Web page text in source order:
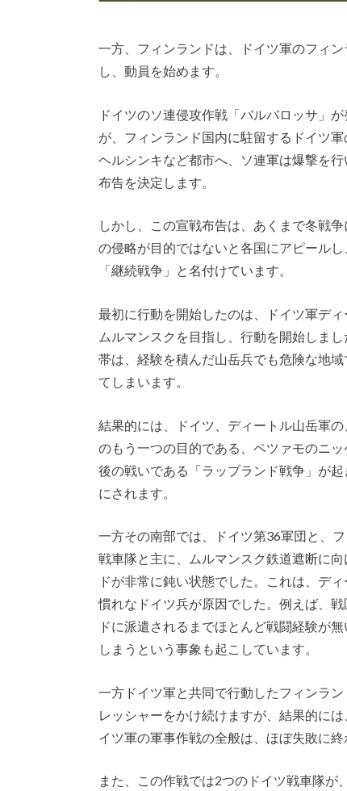
一方、フィンランドは、ドイツ軍のフィ
し、動員を始めます。
ドイツのソ連侵攻作戦「バルバロッサ」
が、フィンランド国内に駐留するドイツ
ヘルシンキなど都市へ、ソ連軍は爆撃を
布告を決定します。
しかし、この宣戦布告は、あくまで冬戦
の侵略が目的ではないと各国にアピール
「継続戦争」と名付けています。
最初に行動を開始したのは、ドイツ軍デ
ムルマンスクを目指し、行動を開始しま
帯は、経験を積んだ山岳兵でも危険な地
てしまいます。
結果的には、ドイツ、ディートル山岳軍
のもう一つの目的である、ペツァモのニ
後の戦いである「ラップランド戦争」が
にされます。
一方その南部では、ドイツ第36軍団と、
戦車隊と主に、ムルマンスク鉄道遮断に
ドが非常に鈍い状態でした。これは、デ
慣れなドイツ兵が原因でした。例えば、
ドに派遣されるまでほとんど戦闘経験が
しまうという事象も起こしています。
一方ドイツ軍と共同で行動したフィンラ
レッシャーをかけ続けますが、結果的に
イツ軍の軍事作戦の全般は、ほぼ失敗に終
また、この作戦では2つのドイツ戦車隊